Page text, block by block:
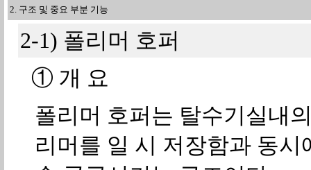
2. 구조 및 중요 부분 기능
2-1) 폴리머 호퍼
① 개 요
폴리머 호퍼는 탈수기실내
리머를 일 시 저장함과 동